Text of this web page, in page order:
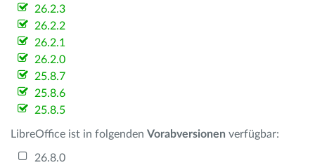
26.2.3
26.2.2
26.2.1
26.2.0
25.8.7
25.8.6
25.8.5
LibreOffice ist in folgenden Vorabversionen verfügbar:
26.8.0